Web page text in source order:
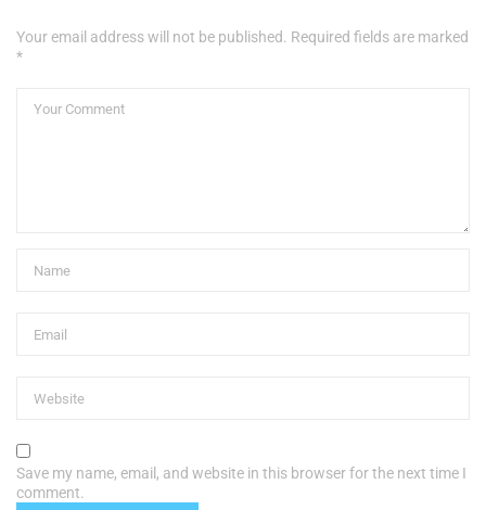
Your email address will not be published. Required fields are marked
*
Save my name, email, and website in this browser for the next time I
comment.